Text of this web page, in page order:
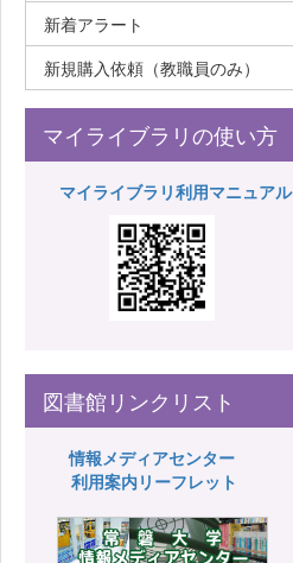
新着アラート
新規購入依頼（教職員のみ）
マイライブラリの使い方
マイライブラリ利用マニュアル
図書館リンクリスト
情報メディアセンター
利用案内リーフレット